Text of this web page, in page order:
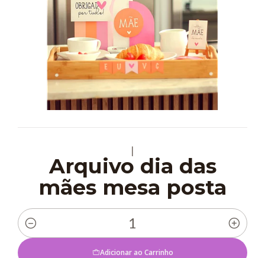
|
Arquivo dia das
mães mesa posta
Quantidade
Adicionar ao Carrinho